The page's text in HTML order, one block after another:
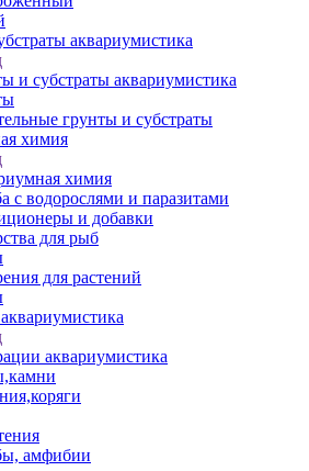
аквариумистика
и субстраты аквариумистика
грунты и субстраты
химия
химия
с водорослями и паразитами
и добавки
для рыб
для растений
аквариумистика
амфибии